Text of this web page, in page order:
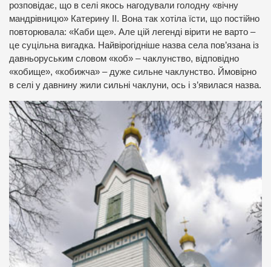
розповідає, що в селі якось нагодували голодну «вічну
мандрівницю» Катерину ІІ. Вона так хотіла їсти, що постійно
повторювала: «Каби ще». Але цій легенді вірити не варто –
це суцільна вигадка. Найвірогідніше назва села пов’язана із
давньоруським словом «коб» – чаклунство, відповідно
«кобище», «кобижча» – дуже сильне чаклунство. Ймовірно
в селі у давнину жили сильні чаклуни, ось і з’явилася назва.